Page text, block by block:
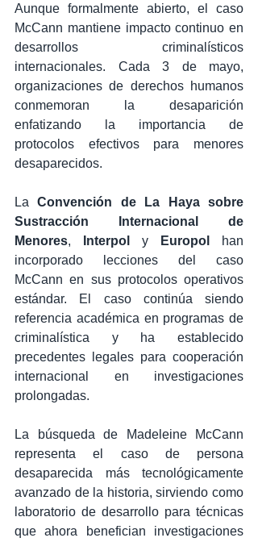
Aunque formalmente abierto, el caso
McCann mantiene impacto continuo en
desarrollos criminalísticos
internacionales. Cada 3 de mayo,
organizaciones de derechos humanos
conmemoran la desaparición
enfatizando la importancia de
protocolos efectivos para menores
desaparecidos.
La Convención de La Haya sobre
Sustracción Internacional de
Menores, Interpol y Europol
han
incorporado lecciones del caso
McCann en sus protocolos operativos
estándar. El caso continúa siendo
referencia académica en programas de
criminalística y ha establecido
precedentes legales para cooperación
internacional en investigaciones
prolongadas.
La búsqueda de Madeleine McCann
representa el caso de persona
desaparecida más tecnológicamente
avanzado de la historia, sirviendo como
laboratorio de desarrollo para técnicas
que ahora benefician investigaciones